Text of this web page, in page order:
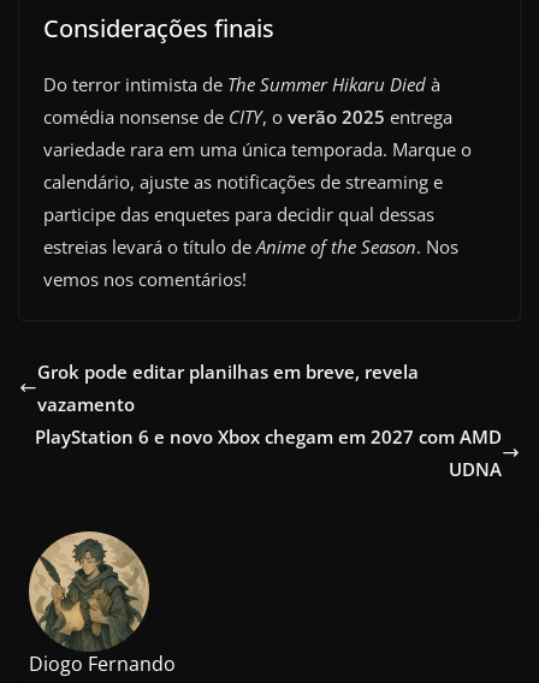
Considerações finais
Do terror intimista de The Summer Hikaru Died à
comédia nonsense de CITY, o verão 2025 entrega
variedade rara em uma única temporada. Marque o
calendário, ajuste as notificações de streaming e
participe das enquetes para decidir qual dessas
estreias levará o título de Anime of the Season. Nos
vemos nos comentários!
Grok pode editar planilhas em breve, revela
vazamento
PlayStation 6 e novo Xbox chegam em 2027 com AMD
UDNA
Diogo Fernando